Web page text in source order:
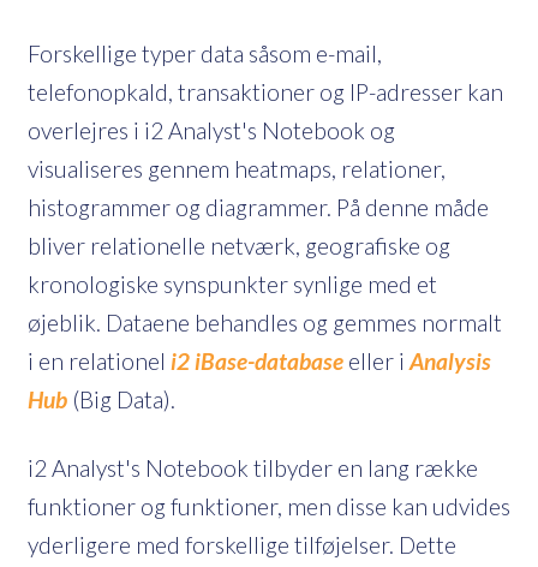
Forskellige typer data såsom e-mail,
telefonopkald, transaktioner og IP-adresser kan
overlejres i i2 Analyst's Notebook og
visualiseres gennem heatmaps, relationer,
histogrammer og diagrammer. På denne måde
bliver relationelle netværk, geografiske og
kronologiske synspunkter synlige med et
øjeblik. Dataene behandles og gemmes normalt
i en relationel i2 iBase-database eller i Analysis
Hub (Big Data).
i2 Analyst's Notebook tilbyder en lang række
funktioner og funktioner, men disse kan udvides
yderligere med forskellige tilføjelser. Dette